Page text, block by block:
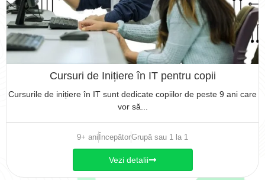
Cursuri de Inițiere în IT pentru copii
Cursurile de inițiere în IT sunt dedicate copiilor de peste 9 ani care
vor să...
9+ ani ÎncepătorGrupă sau 1 la 1
Vezi detalii